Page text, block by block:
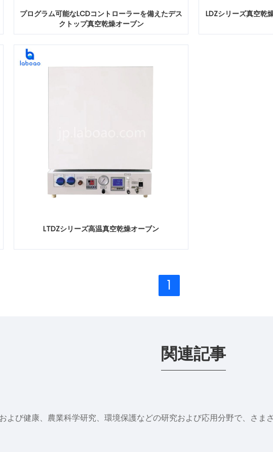
プログラム可能なLCDコントローラーを備えたデス
クトップ真空乾燥オーブン
LDZシリーズ真空乾
LTDZシリーズ高温真空乾燥オーブン
1
関連記事
よび健康、農業科学研究、環境保護などの研究および応用分野で、さ